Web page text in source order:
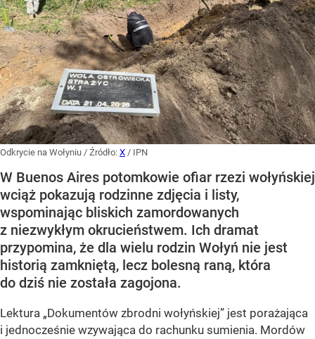
Odkrycie na Wołyniu / Źródło: X / IPN
W Buenos Aires potomkowie ofiar rzezi wołyńskiej
wciąż pokazują rodzinne zdjęcia i listy,
wspominając bliskich zamordowanych
z niezwykłym okrucieństwem. Ich dramat
przypomina, że dla wielu rodzin Wołyń nie jest
historią zamkniętą, lecz bolesną raną, która
do dziś nie została zagojona.
Lektura „Dokumentów zbrodni wołyńskiej” jest porażająca
i jednocześnie wzywająca do rachunku sumienia. Mordów